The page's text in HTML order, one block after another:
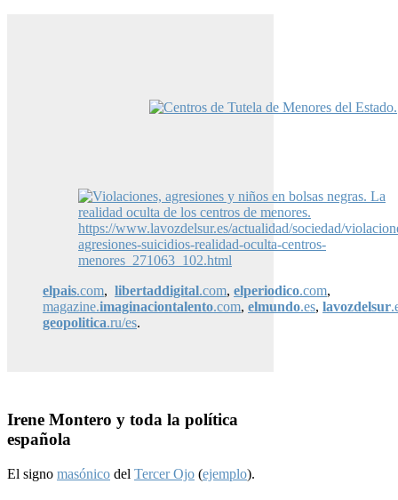
elpais.com, libertaddigital.com, elperiodico.com,
magazine.imaginaciontalento.com, elmundo.es, lavozdelsur
geopolitica.ru/es.
Irene Montero y toda la política
española
El signo masónico del Tercer Ojo (ejemplo).